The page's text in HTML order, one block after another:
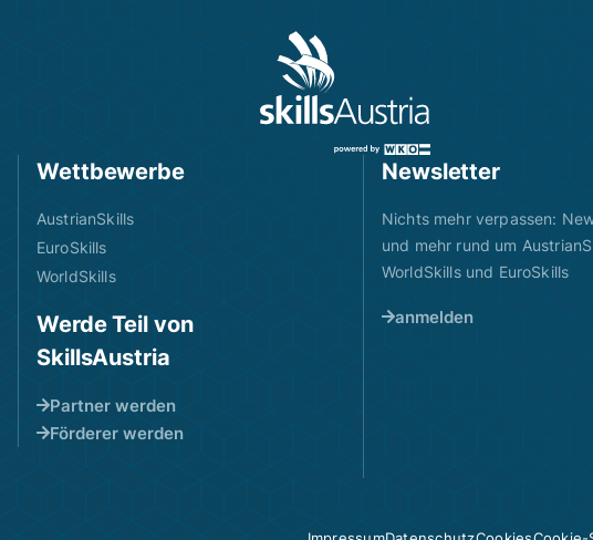
Wettbewerbe
AustrianSkills
EuroSkills
WorldSkills
Werde Teil von
SkillsAustria
Partner werden
Förderer werden
Newsletter
Nichts mehr verpassen:
und mehr rund um
WorldSkills und EuroSkills
anmelden